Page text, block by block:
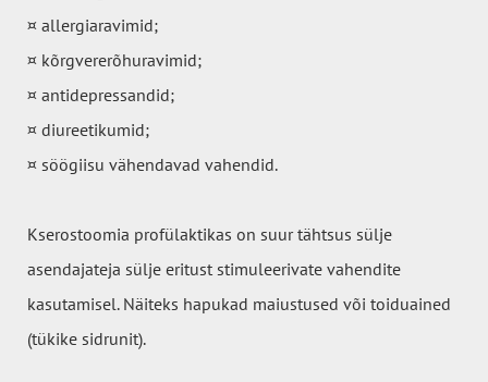
¤ allergiaravimid;
¤ kõrgvererõhuravimid;
¤ antidepressandid;
¤ diureetikumid;
¤ söögiisu vähendavad vahendid.
Kserostoomia profülaktikas on suur tähtsus sülje
asendajateja sülje eritust stimuleerivate vahendite
kasutamisel. Näiteks hapukad maiustused või toiduained
(tükike sidrunit).